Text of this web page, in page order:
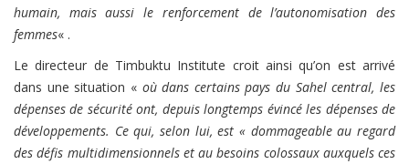
humain, mais aussi le renforcement de l’autonomisation des
femmes« .
Le directeur de Timbuktu Institute croit ainsi qu’on est arrivé
dans une situation « où dans certains pays du Sahel central, les
dépenses de sécurité ont, depuis longtemps évincé les dépenses de
développements. Ce qui, selon lui, est « dommageable au regard
des défis multidimensionnels et au besoins colossaux auxquels ces